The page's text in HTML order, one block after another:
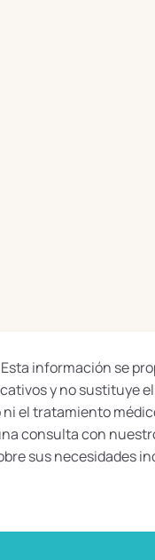
información se
y no sustituye
el tratamiento
consulta con
sus necesidades